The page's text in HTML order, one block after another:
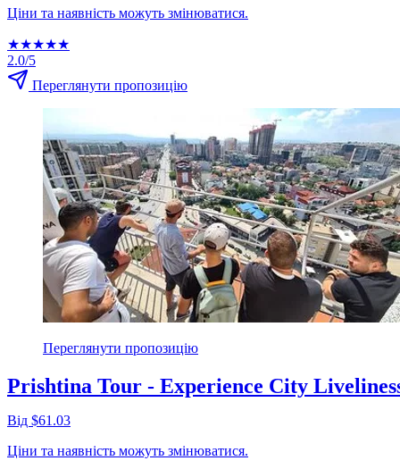
Ціни та наявність можуть змінюватися.
★★★★★
2.0/5
Переглянути пропозицію
Переглянути пропозицію
Prishtina Tour - Experience City
Від $61.03
Ціни та наявність можуть змінюватися.